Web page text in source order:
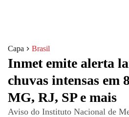
Capa Brasil
Inmet emite alerta
chuvas intensas em
MG, RJ, SP e mais
Aviso do Instituto Nacional de